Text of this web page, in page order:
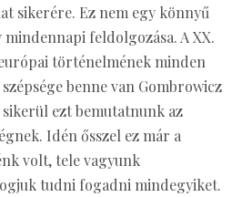
sikerére. Ez nem egy könnyű
feldolgozása. A XX.
történelmének minden
benne van Gombrowicz
sikerül ezt bemutatnunk az
Idén ősszel ez már a
volt, tele vagyunk
tudni fogadni mindegyiket.